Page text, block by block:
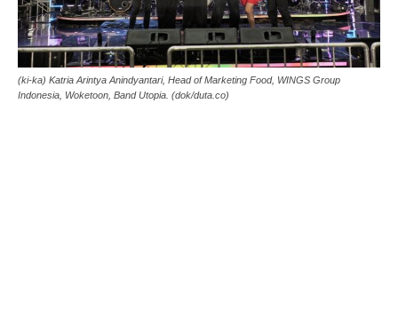
(ki-ka) Katria Arintya Anindyantari, Head of Marketing Food, WINGS Group
Indonesia, Woketoon, Band Utopia. (dok/duta.co)